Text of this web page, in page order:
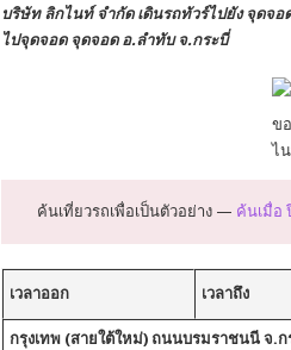
บริษัท ลิกไนท์ จำกัด เดินรถทัวร์ไปยัง จุดจอ
ไปจุดจอด จุดจอด อ.ลำทับ จ.กระบี่
ข
ไ
ค้นเที่ยวรถเพื่อเป็นตัวอย่าง — ค้นเมื่อ
เวลาออก เวลาถึง
กรุงเทพ (สายใต้ใหม่) ถนนบรมราชนนี จ.